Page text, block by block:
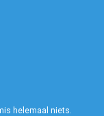
helemaal niets.